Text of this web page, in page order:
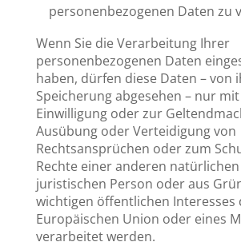
personenbezogenen Daten zu
Wenn Sie die Verarbeitung Ihrer
personenbezogenen Daten
haben, dürfen diese Daten – von
Speicherung abgesehen – nur
Einwilligung oder zur
Ausübung oder Verteidigung von
Rechtsansprüchen oder zum
Rechte einer anderen
juristischen Person oder aus
wichtigen öffentlichen Interesses
Europäischen Union oder eines
verarbeitet werden.